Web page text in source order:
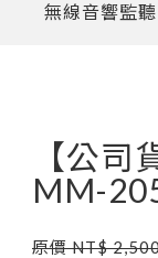
無線音響監
【公
MM-
原價 NT$